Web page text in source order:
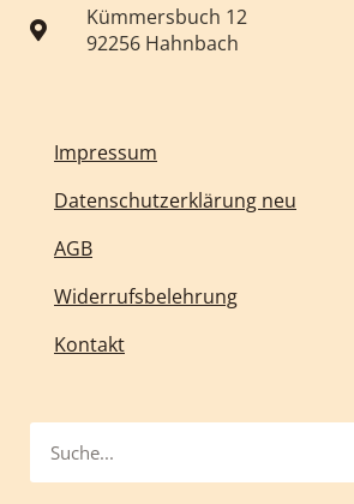
Kümmersbuch 12
92256 Hahnbach
Impressum
Datenschutzerklärung neu
AGB
Widerrufsbelehrung
Kontakt